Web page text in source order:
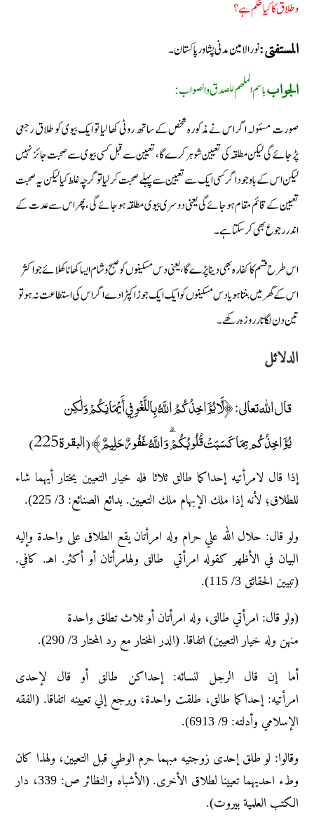
وطلاق کا کیا حکم ہے؟
المستفتی:نور الامین مدنی پشاور پاکستان۔
الجوابباسم الملھم للصدق والصواب:
صورت مسئولہ اگر اس نے مذکورہ شخص کے ساتھ روٹی کھا لیا تو ایک بیوی کو طلاق رجعی
پڑجائے گی لیکن مطلقہ کی تعیین شوہر کرے گا، تعیین سے قبل کسی بیوی سے صحبت جائز نہیں
لیکن اس کے باوجود اگر کسی ایک سے تعیین سے پہلے صحبت کرلیا تو گرچہ غلط کیا لیکن یہ صحبت
تعیین کے قائم مقام ہوجائے گی یعنی دوسری بیوی مطلقہ ہوجائے گی، پھر اس سے عدت کے
اندر رجوع بھی کرسکتا ہے۔
اس طرح قسم کا کفارہ بھی دینا پڑے گا، یعنی دس مسکینوں کو صبح وشام ایسا کھانا کھلائے جو اکثر
اس کے گھر میں بنتا ہو یا دس مسکینوں کو ایک ایک جوڑا کپڑا دے اگر اس کی استطاعت نہ ہو تو
تین دن لگاتار روزہ رکھے۔
الدلائل
قال الله تعالى: ﴿لَّا يُؤَاخِذُكُمُ اللَّهُ بِاللَّغْوِ فِي أَيْمَانِكُمْ وَلَٰكِن
يُؤَاخِذُكُم بِمَا كَسَبَتْ قُلُوبُكُمْ ۗ وَاللَّهُ غَفُورٌ حَلِيمٌ﴾ (البقرة 225)
إذا قال لامرأتيه إحداكما طالق ثلاثا فله خيار التعيين يختار أيهما شاء
للطلاق؛ لأنه إذا ملك الإبهام ملك التعيين. بدائع الصنائع: 3/ 225).
ولو قال: حلال الله علي حرام وله امرأتان يقع الطلاق على واحدة وإليه
البيان في الأظهر كقوله امرأتي طالق ولهامرأتان أو أكثر. اهـ. كافي.
(تبيين الحقائق 3/ 115).
(ولو قال: امرأتي طالق، وله امرأتان أو ثلاث تطلق واحدة
منهن وله خيار التعيين) اتفاقا. (الدر المختار مع رد المحتار 3/ 290).
أما إن قال الرجل لنسائه: إحداكن طالق أو قال لإحدى
امرأتيه: إحداكما طالق، طلقت واحدة، ويرجع إلي تعيينه اتفاقا. (الفقه
الإسلامي وأدلته: 9/ 6913).
وقالوا: لو طلق إحدى زوجتيه مبهما حرم الوطي قبل التعيين، ولهذا كان
وطء احديهما تعيينا لطلاق الأخرى. (الأشباه والنظائر ص: 339، دار
الكتب العلمية بيروت).